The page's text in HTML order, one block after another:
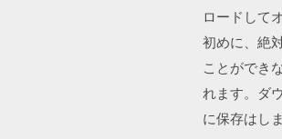
ロードして
初めに、絶
ことができ
れます。ダ
に保存はし